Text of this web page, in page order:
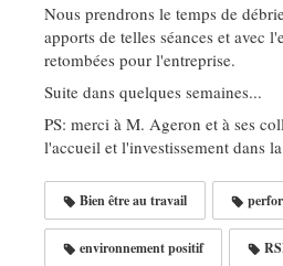
Nous prendrons le temps de
apports de telles séances et avec
retombées pour l'entreprise.
Suite dans quelques semaines...
PS: merci à M. Ageron et à ses
l'accueil et l'investissement dans
Bien être au travail
environnement positif